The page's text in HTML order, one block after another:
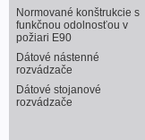
Normované konštrukcie s
funkčnou odolnosťou v
požiari E90
Dátové nástenné
rozvádzače
Dátové stojanové
rozvádzače